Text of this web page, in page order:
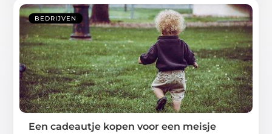
BEDRIJVEN
Een cadeautje kopen voor een meisje